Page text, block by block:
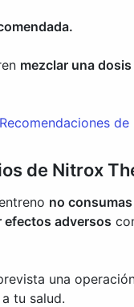
mezclar una
Recomendaciones
de Nitrox
no
efectos adversos
una
tu salud.